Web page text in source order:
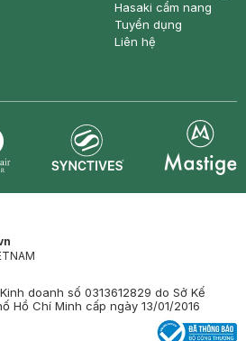
Hasaki cẩm nang
Tuyển dụng
Liên hệ
doanh số 0313612829 do Sở Kế
Hồ Chí Minh cấp ngày 13/01/2016